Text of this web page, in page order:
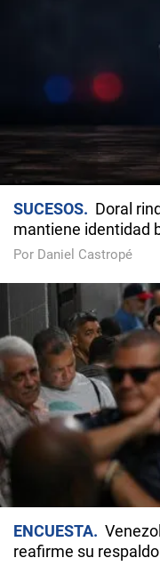
SUCESOS
Doral
mantiene identidad
Por Daniel Castropé
ENCUESTA
reafirme su